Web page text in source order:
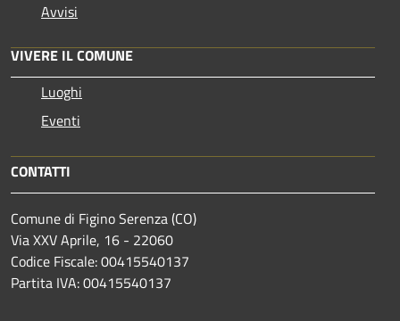
Avvisi
VIVERE IL COMUNE
Luoghi
Eventi
CONTATTI
Comune di Figino Serenza (CO)
Via XXV Aprile, 16 - 22060
Codice Fiscale: 00415540137
Partita IVA: 00415540137